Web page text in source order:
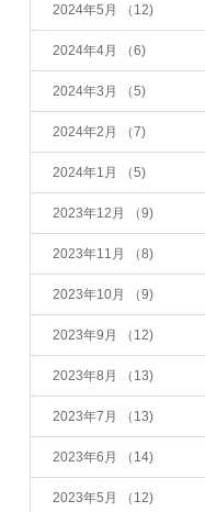
2024年5月 （12)
2024年4月 （6)
2024年3月 （5)
2024年2月 （7)
2024年1月 （5)
2023年12月 （9)
2023年11月 （8)
2023年10月 （9)
2023年9月 （12)
2023年8月 （13)
2023年7月 （13)
2023年6月 （14)
2023年5月 （12)